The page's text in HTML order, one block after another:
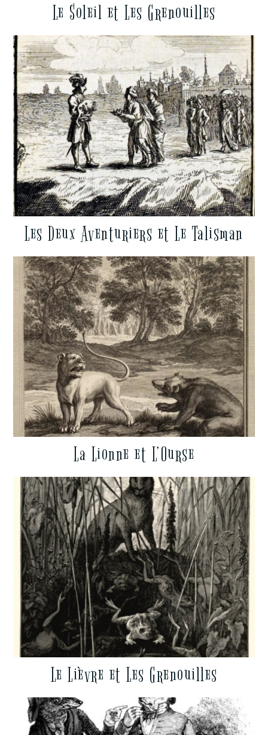
Le Soleil et Les Grenouilles
Les Deux Aventuriers et Le Talisman
La Lionne et L’Ourse
Le Lièvre et Les Grenouilles